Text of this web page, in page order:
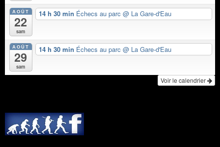
AOÛT
22
sam
14 h 30 min Échecs au parc @ La Gare-d'Eau
AOÛT
29
sam
14 h 30 min Échecs au parc @ La Gare-d'Eau
Voir le calendrier